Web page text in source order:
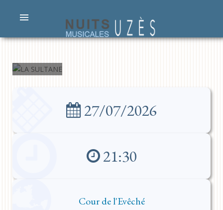
LA
27/07/2026
21:30
Cour de l'Evêché